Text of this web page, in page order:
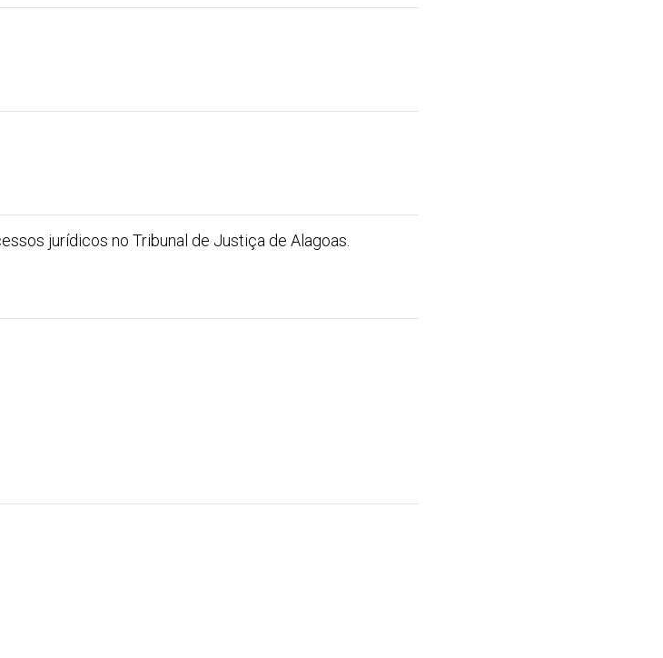
jurídicos no Tribunal de Justiça de Alagoas.